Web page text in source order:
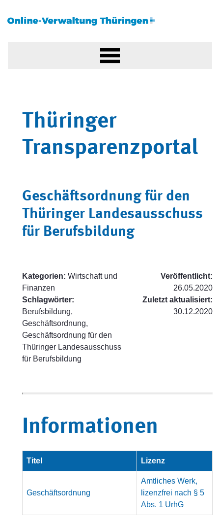
Thüringer
Transparenzportal
Geschäftsordnung für den
Thüringer Landesausschuss
für Berufsbildung
Kategorien: Wirtschaft und
Finanzen
Schlagwörter:
Berufsbildung,
Geschäftsordnung,
Geschäftsordnung für den
Thüringer Landesausschuss
für Berufsbildung
Veröffentlicht:
26.05.2020
Zuletzt aktualisiert:
30.12.2020
Informationen
Titel Lizenz
Geschäftsordnung
Amtliches Werk,
lizenzfrei nach § 5
Abs. 1 UrhG